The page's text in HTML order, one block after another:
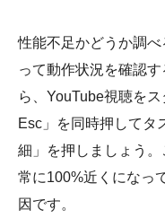
性能不足かどうか調
って動作状況を確認
ら、YouTube視聴を
Esc」を同時押してタ
細」を押しましょう
常に100%近くになっ
因です。